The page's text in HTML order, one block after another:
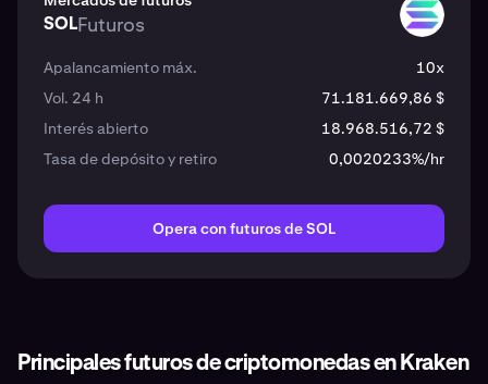
SOLFuturos SOL
Apalancamiento máx.
10x
Vol. 24 h
71.181.669,86 $
Interés abierto
18.968.516,72 $
Tasa de depósito y retiro
0,0020233%/hr
Opera con futuros de SOL
Principales futuros de criptomonedas en Kraken